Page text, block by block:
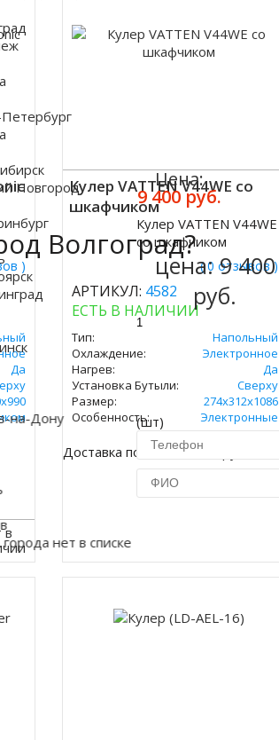
)
Да
в
Кулер VATTEN V44WE со
шкафчиком
( 0 отзывов )
АРТИКУЛ: 4582
ЕСТЬ В НАЛИЧИИ
Тип:
Напольный
Охлаждение:
Электронное
Нагрев:
Да
Установка Бутыли:
Сверху
Размер:
274х312х1086
Особенность:
Электронные
Доставка по Москве 450 руб.
Цена:
9 400 руб.
Купить
Кулер VATTEN V44WE
со шкафчиком
цена:9 400
руб.
(шт)
Волгоград?
Новгород
на-Дону
нет в списке